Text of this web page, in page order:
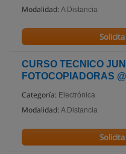
Modalidad: A Distancia
CURSO TECNICO
FOTOCOPIADORAS
Categoría: Electrónica
Modalidad: A Distancia